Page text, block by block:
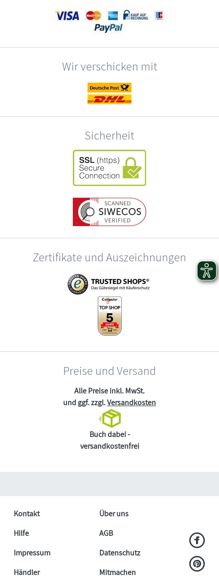
Wir verschicken mit
Sicherheit
Zertifikate und Auszeichnungen
Preise und Versand
Alle Preise inkl. MwSt.
und ggf. zzgl.Versandkosten
Buch dabei -
versandkostenfrei
Kontakt
Über uns
Hilfe
AGB
Impressum
Datenschutz
Händler
Mitmachen